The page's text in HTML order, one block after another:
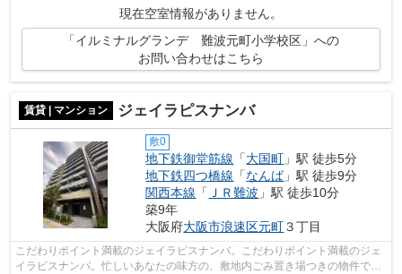
現在空室情報がありません。
「イルミナルグランデ 難波元町小学校区」への
お問い合わせはこちら
賃貸 | マンション ジェイラピスナンバ
敷0
地下鉄御堂筋線 「大国町 」駅 徒歩5分
地下鉄四つ橋線 「なんば」駅 徒歩9分
関西本線 「 ＪＲ難波 」駅 徒歩10分
築9年
大阪府大阪市浪速区元町３丁目
こだわりポイント満載のジェイラピスナンバ。こだわりポイント満載のジェ
イラピスナンバ。忙しいあなたの味方の、敷地内ごみ置き場つきの物件で